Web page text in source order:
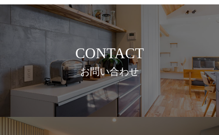
CONTACT
お問い合わせ